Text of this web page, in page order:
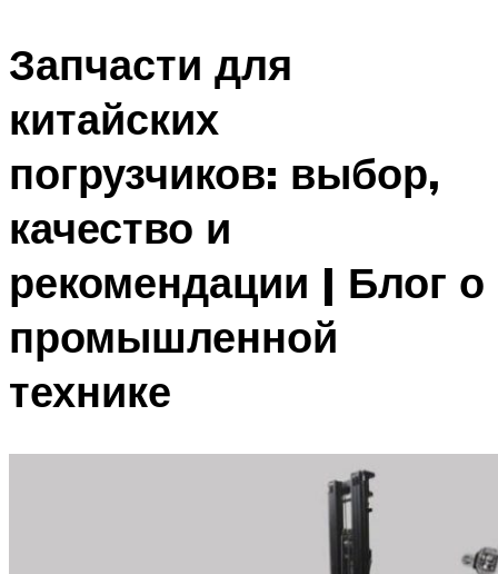
Запчасти для
китайских
погрузчиков: выбор,
качество и
рекомендации | Блог о
промышленной
технике